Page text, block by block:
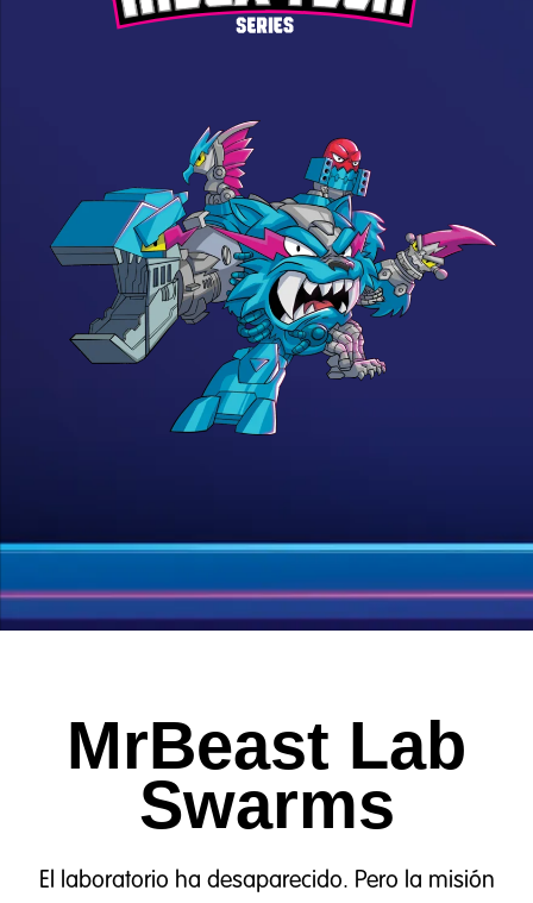
MrBeast Lab
Swarms
El laboratorio ha desaparecido. Pero la misión